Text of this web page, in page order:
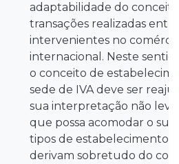
adaptabilidade do
transações realizadas
intervenientes no
internacional. Neste
o conceito de
sede de IVA deve ser
sua interpretação não
que possa acomodar o
tipos de estabelecimentos
derivam sobretudo do